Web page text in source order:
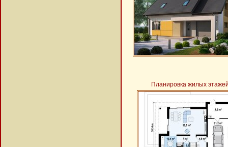
Планировка жилых